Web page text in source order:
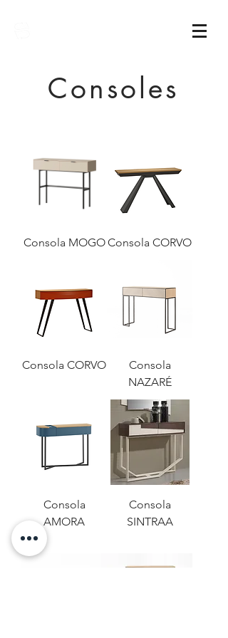
Consoles
Consola MOGOConsola CORVO
Consola CORVO
Consola
NAZARÉ
Consola
AMORA
Consola
SINTRAA